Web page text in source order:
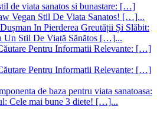
de viata sanatos si bunastare: […]
Vegan Stil De Viata Sanatos! […]...
In Pierderea Greutății Și Slăbit:
Stil De Viață Sănătos […]...
Pentru Informatii Relevante: […]
Pentru Informatii Relevante: […]
de baza pentru viata sanatoasa:
Cele mai bune 3 diete! […]...